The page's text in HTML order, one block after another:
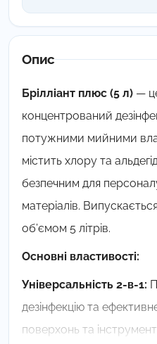
Опис
Брілліант плюс (5 л) —
концентрований
потужними мийними
містить хлору та
безпечним для
матеріалів.
об’ємом 5 літрів.
Основні властивості:
Універсальність 2-в-1:
дезінфекцію та
поверхонь та